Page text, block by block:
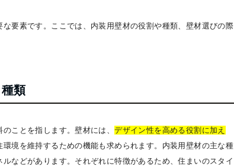
要素です。ここでは、内装用壁材の役割や種類、壁材選びの際
類
ことを指します。壁材には、デザイン性を高める役割に加え
環境を維持するための機能も求められます。内装用壁材の主な種
などがあります。それぞれに特徴があるため、住まいのスタイ